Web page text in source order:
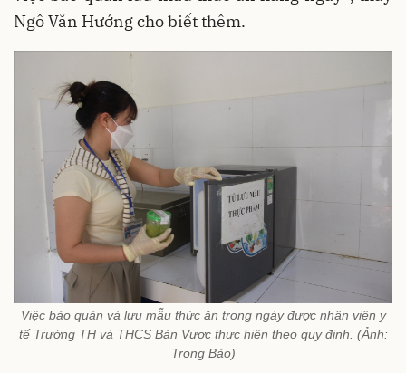
Ngô Văn Hướng cho biết thêm.
Việc bảo quản và lưu mẫu thức ăn trong ngày được nhân viên y
tế Trường TH và THCS Bản Vược thực hiện theo quy định. (Ảnh:
Trọng Bảo)